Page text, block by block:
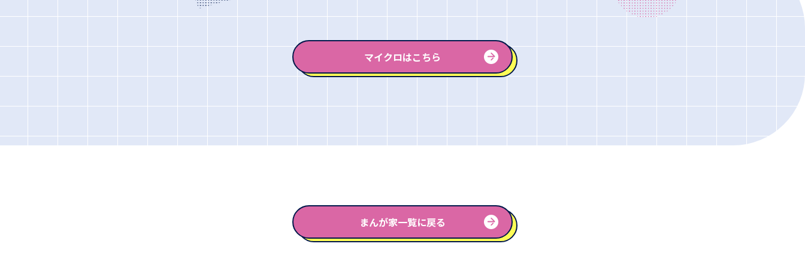
マイクロはこちら
まんが家一覧に戻る